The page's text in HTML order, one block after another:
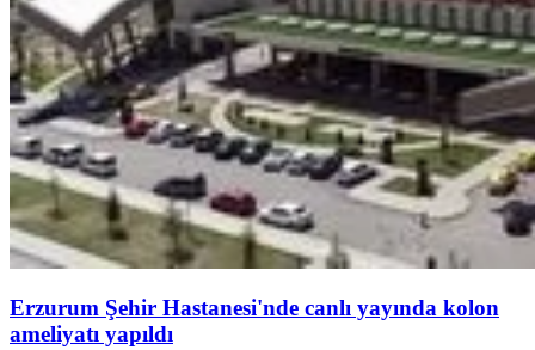
Erzurum Şehir Hastanesi'nde canlı yayında kolon
ameliyatı yapıldı